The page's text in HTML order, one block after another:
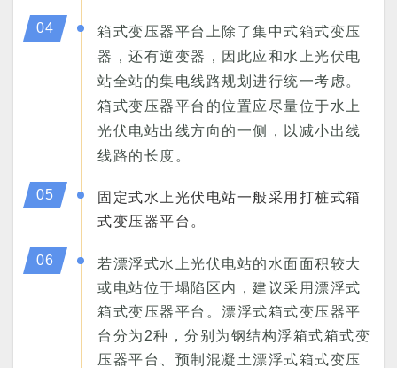
04
箱式变压器平台上除了集中式箱式变压
器，还有逆变器，因此应和水上光伏电
站全站的集电线路规划进行统一考虑。
箱式变压器平台的位置应尽量位于水上
光伏电站出线方向的一侧，以减小出线
线路的长度。
05
固定式水上光伏电站一般采用打桩式箱
式变压器平台。
06
若漂浮式水上光伏电站的水面面积较大
或电站位于塌陷区内，建议采用漂浮式
箱式变压器平台。漂浮式箱式变压器平
台分为2种，分别为钢结构浮箱式箱式变
压器平台、预制混凝土漂浮式箱式变压